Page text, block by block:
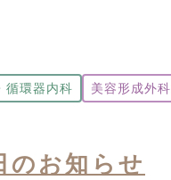
循環器内科 美容形成外科
のお知らせ